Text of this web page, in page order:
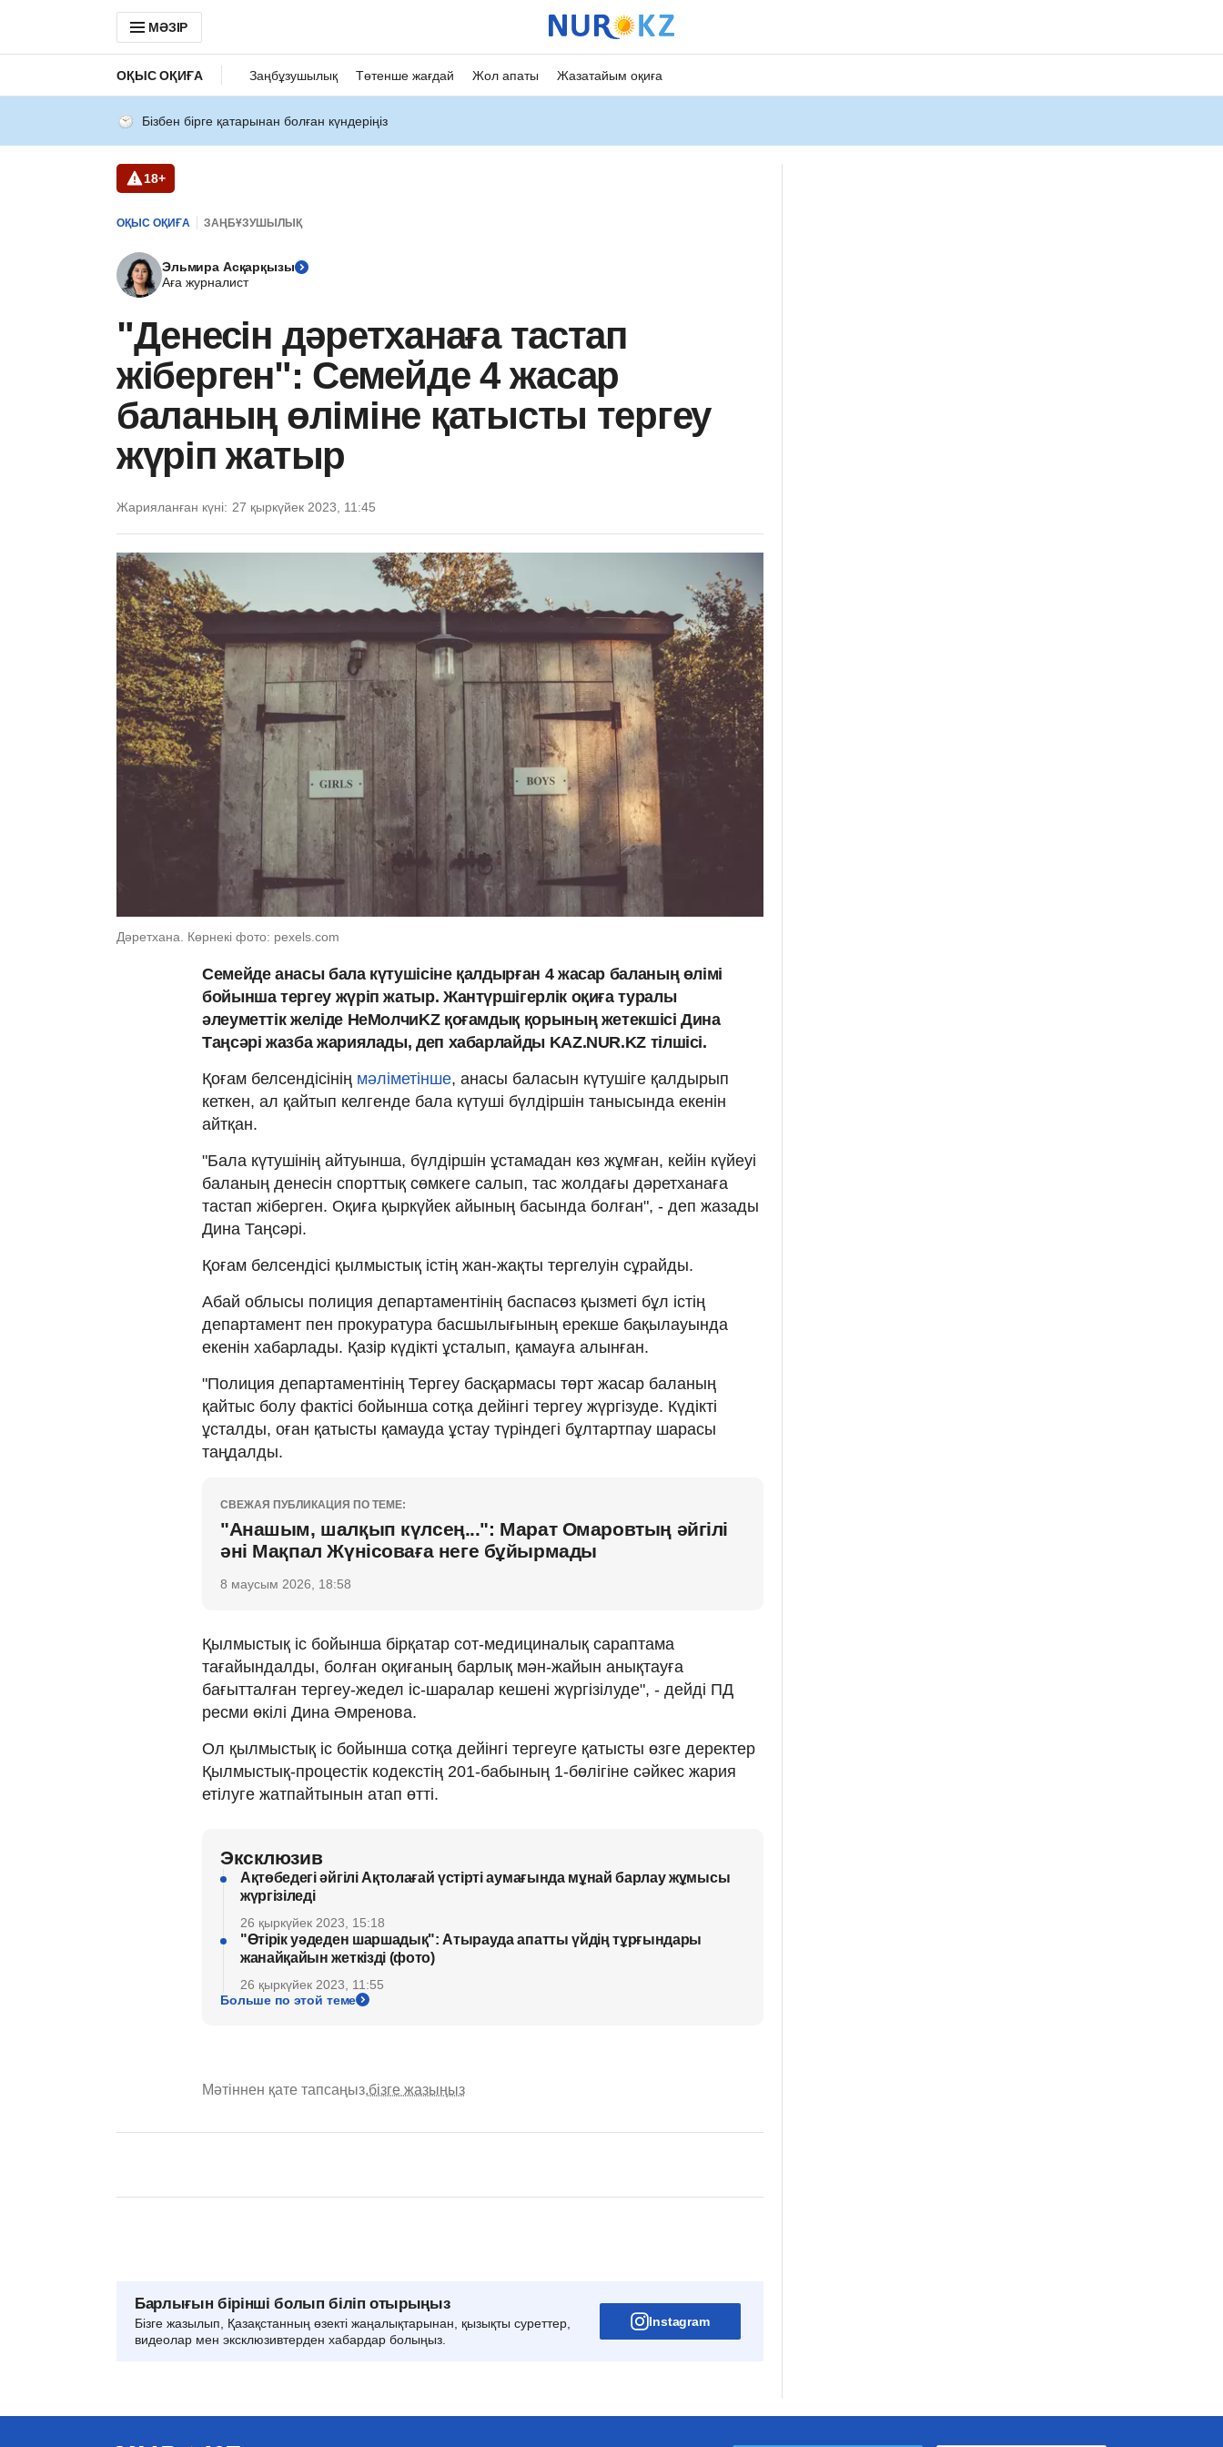
МӘЗІР
ОҚЫС ОҚИҒА Заңбұзушылық Төтенше жағдай Жол апаты Жазатайым оқиға
Бізбен бірге қатарынан болған күндеріңіз
18+
ОҚЫС ОҚИҒА ЗАҢБҰЗУШЫЛЫҚ
Эльмира Асқарқызы
Аға журналист
"Денесін дәретханаға тастап
жіберген": Семейде 4 жасар
баланың өліміне қатысты тергеу
жүріп жатыр
Жарияланған күні: 27 қыркүйек 2023, 11:45
Дәретхана. Көрнекі фото: pexels.com
Семейде анасы бала күтушісіне қалдырған 4 жасар баланың өлімі
бойынша тергеу жүріп жатыр. Жантүршігерлік оқиға туралы
әлеуметтік желіде НеМолчиKZ қоғамдық қорының жетекшісі Дина
Таңсәрі жазба жариялады, деп хабарлайды KAZ.NUR.KZ тілшісі.
Қоғам белсендісінің мәліметінше, анасы баласын күтушіге қалдырып
кеткен, ал қайтып келгенде бала күтуші бүлдіршін танысында екенін
айтқан.
"Бала күтушінің айтуынша, бүлдіршін ұстамадан көз жұмған, кейін күйеуі
баланың денесін спорттық сөмкеге салып, тас жолдағы дәретханаға
тастап жіберген. Оқиға қыркүйек айының басында болған", - деп жазады
Дина Таңсәрі.
Қоғам белсендісі қылмыстық істің жан-жақты тергелуін сұрайды.
Абай облысы полиция департаментінің баспасөз қызметі бұл істің
департамент пен прокуратура басшылығының ерекше бақылауында
екенін хабарлады. Қазір күдікті ұсталып, қамауға алынған.
"Полиция департаментінің Тергеу басқармасы төрт жасар баланың
қайтыс болу фактісі бойынша сотқа дейінгі тергеу жүргізуде. Күдікті
ұсталды, оған қатысты қамауда ұстау түріндегі бұлтартпау шарасы
таңдалды.
СВЕЖАЯ ПУБЛИКАЦИЯ ПО ТЕМЕ:
"Анашым, шалқып күлсең...": Марат Омаровтың әйгілі
әні Мақпал Жүнісоваға неге бұйырмады
8 маусым 2026, 18:58
Қылмыстық іс бойынша бірқатар сот-медициналық сараптама
тағайындалды, болған оқиғаның барлық мән-жайын анықтауға
бағытталған тергеу-жедел іс-шаралар кешені жүргізілуде", - дейді ПД
ресми өкілі Дина Әмренова.
Ол қылмыстық іс бойынша сотқа дейінгі тергеуге қатысты өзге деректер
Қылмыстық-процестік кодекстің 201-бабының 1-бөлігіне сәйкес жария
етілуге жатпайтынын атап өтті.
Эксклюзив
Ақтөбедегі әйгілі Ақтолағай үстірті аумағында мұнай барлау жұмысы
жүргізіледі
26 қыркүйек 2023, 15:18
"Өтірік уәдеден шаршадық": Атырауда апатты үйдің тұрғындары
жанайқайын жеткізді (фото)
26 қыркүйек 2023, 11:55
Больше по этой теме
Мәтіннен қате тапсаңыз,бізге жазыңыз
Барлығын бірінші болып біліп отырыңыз
Бізге жазылып, Қазақстанның өзекті жаңалықтарынан, қызықты суреттер,
видеолар мен эксклюзивтерден хабардар болыңыз.
Instagram